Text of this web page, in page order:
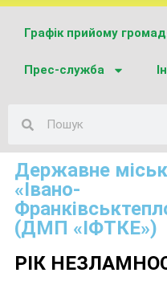
Графік прийому
Прес-служба
Державне
«Івано-
(ДМП «ІФТКЕ»)
РІК